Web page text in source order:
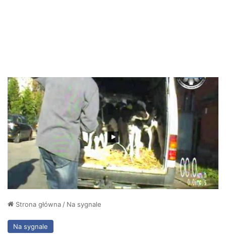
Strona główna / Na sygnale
Na sygnale